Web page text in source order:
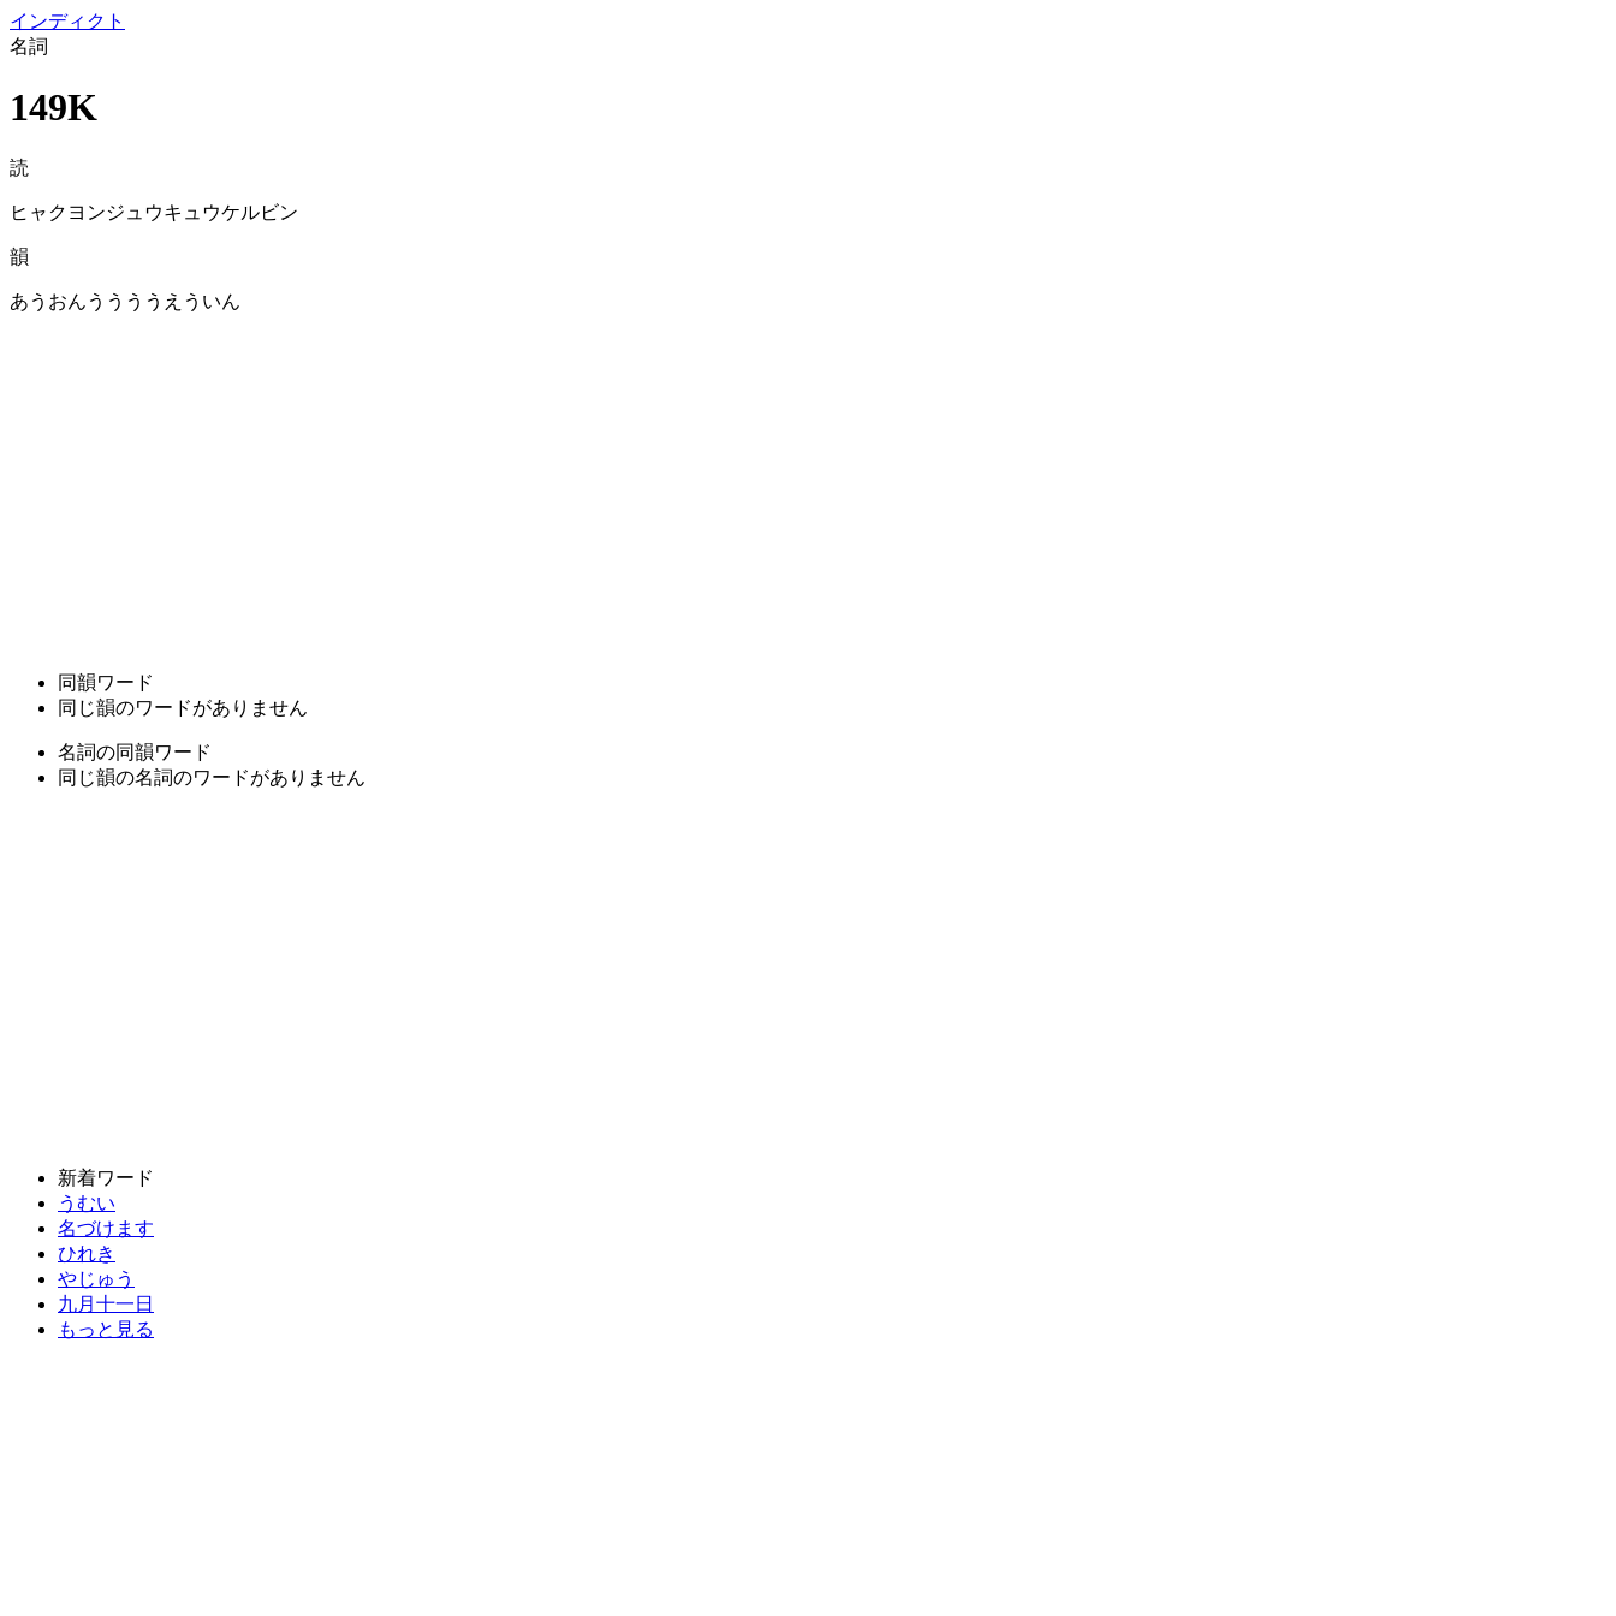
インディクト
名詞
149K
読
ヒャクヨンジュウキュウケルビン
韻
あうおんううううえういん
同韻ワード
同じ韻のワードがありません
名詞の同韻ワード
同じ韻の名詞のワードがありません
新着ワード
うむい
名づけます
ひれき
やじゅう
九月十一日
もっと見る